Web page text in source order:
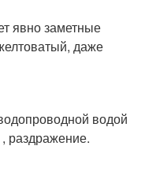
Домашние маски
явно заметные
даже
водой
раздражение.